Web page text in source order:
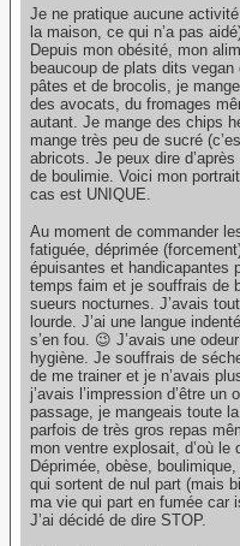
Je ne pratique aucune
la maison, ce qui n’a pas
Depuis mon obésité, mon
beaucoup de plats dits
pâtes et de brocolis, je
des avocats, du fromages
autant. Je mange des chips
mange très peu de sucré
abricots. Je peux dire
de boulimie. Voici mon
cas est UNIQUE.
Au moment de commander
fatiguée, déprimée
épuisantes et handicapantes
temps faim et je souffrais de
sueurs nocturnes. J’avais
lourde. J’ai une langue
s’en fou. 😉 J’avais une
hygiène. Je souffrais de
de me trainer et je n’avais
j’avais l’impression d’être
passage, je mangeais toute
parfois de très gros repas
mon ventre explosait, d’où le
Déprimée, obèse,
qui sortent de nul part (mais
ma vie qui part en fumée car
J’ai décidé de dire STOP.